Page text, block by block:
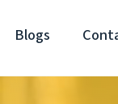
Blogs